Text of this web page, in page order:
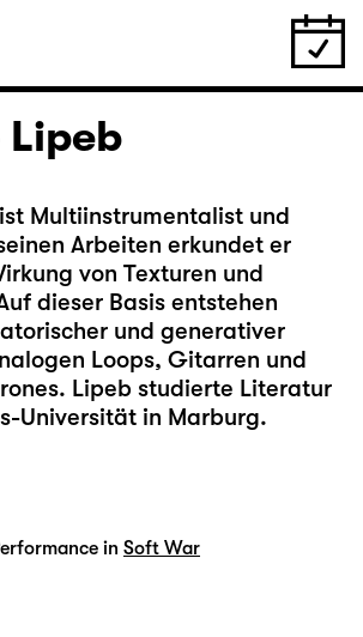
Multiinstrumentalist und
Arbeiten erkundet er
von Texturen und
dieser Basis entstehen
und generativer
Loops, Gitarren und
Lipeb studierte Literatur
Universität in Marburg.
in Soft War